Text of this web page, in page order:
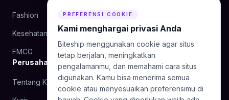
Fashion Kecantikan
Kesehatan Makanan
FMCG
Perusahaan
Tentang Kami Blog
PREFERENSI COOKIE
Kami menghargai privasi Anda
Biteship menggunakan cookie agar situs
tetap berjalan, meningkatkan
pengalamanmu, dan memahami cara situs
digunakan. Kamu bisa menerima semua
cookie atau menyesuaikan preferensimu di